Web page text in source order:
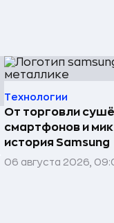
Технологии
От торговли
смартфонов и
история Samsung
06 августа 2026,